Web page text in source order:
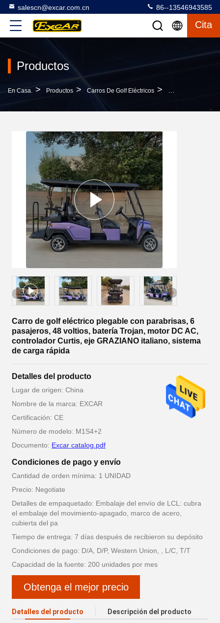
salescn@excar.com.cn 86--13546943585
Cita
Productos
En Casa. > Productos > Carros De Golf Eléctricos > Carro De Golf
Carro de golf eléctrico plegable con parabrisas, 6
pasajeros, 48 voltios, batería Trojan, motor DC AC,
controlador Curtis, eje GRAZIANO italiano, sistema
de carga rápida
Detalles del producto
Lugar de origen: China
Nombre de la marca: EXCAR
Certificación: CE
Número de modelo: M1S4+2
Documento: Excar catalog.pdf
Condiciones de pago y envío
Cantidad de orden mínima: 1 UNIDAD
Precio: Negotiate
Detalles de empaquetado: Embalaje del envío de LCL: cubra
el embalaje del movimiento-apagado, marco de acero,
cubierta del pa
Tiempo de entrega: 7 días después de recibieron su depósito
Condiciones de pago: D/A, D/P, Western Union, , L/C, T/T
Capacidad de la fuente: 200 unidades por mes
Obtenga el mejor precio
Detalles del producto Descripción del producto